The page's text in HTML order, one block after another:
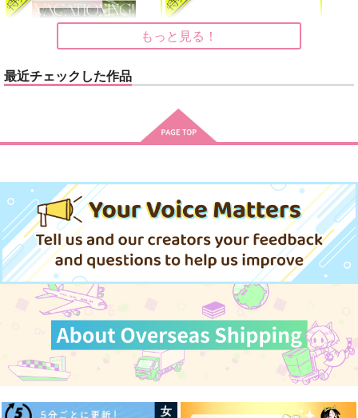
夜明けの唄 7
体感予報 2 青と碧 2
きみは最愛のステラ 上下巻 ミルクなきみとビターな彼 2
LIMITLESS(初回限定盤)/蒼井
ドラマCD「甘くて熱くて息も
できない 4」
うたの☆プリンスさまっ♪HE
★VENSドラマCD「BLACK G
ARDEN-memento-」
もっと見る！
最近チェックした作品